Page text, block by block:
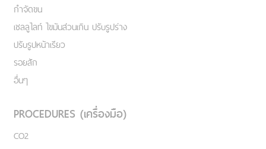
กำจัดขน
เชลลูไลท์ ไขมันส่วนเกิน ปรับรูปร่าง
ปรับรูปหน้าเรียว
รอยสัก
อื่นๆ
PROCEDURES (เครื่องมือ)
CO2